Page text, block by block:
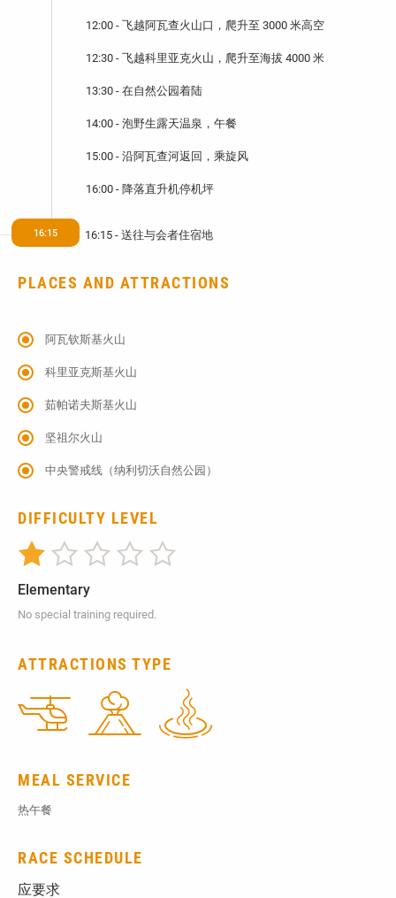
12:00 - 飞越阿瓦查火山口，爬升至 3000 米高空
12:30 - 飞越科里亚克火山，爬升至海拔 4000 米
13:30 - 在自然公园着陆
14:00 - 泡野生露天温泉，午餐
15:00 - 沿阿瓦查河返回，乘旋风
16:00 - 降落直升机停机坪
16:15 16:15 - 送往与会者住宿地
PLACES AND ATTRACTIONS
阿瓦钦斯基火山
科里亚克斯基火山
茹帕诺夫斯基火山
坚祖尔火山
中央警戒线（纳利切沃自然公园）
DIFFICULTY LEVEL
Elementary
No special training required.
ATTRACTIONS TYPE
MEAL SERVICE
热午餐
RACE SCHEDULE
应要求